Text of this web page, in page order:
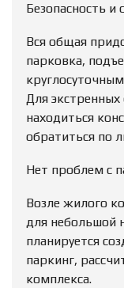
Безопасность
Вся общая
парковка,
Для экстренных
находиться
обратиться по
Нет проблем с
Возле жилого
для небольшой
планируется
паркинг,
комплекса.